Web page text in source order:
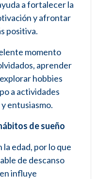
a fortalecer la
y afrontar
positiva.
momento
aprender
hobbies
a actividades
entusiasmo.
de sueño
la edad, por lo que
de descanso
influye